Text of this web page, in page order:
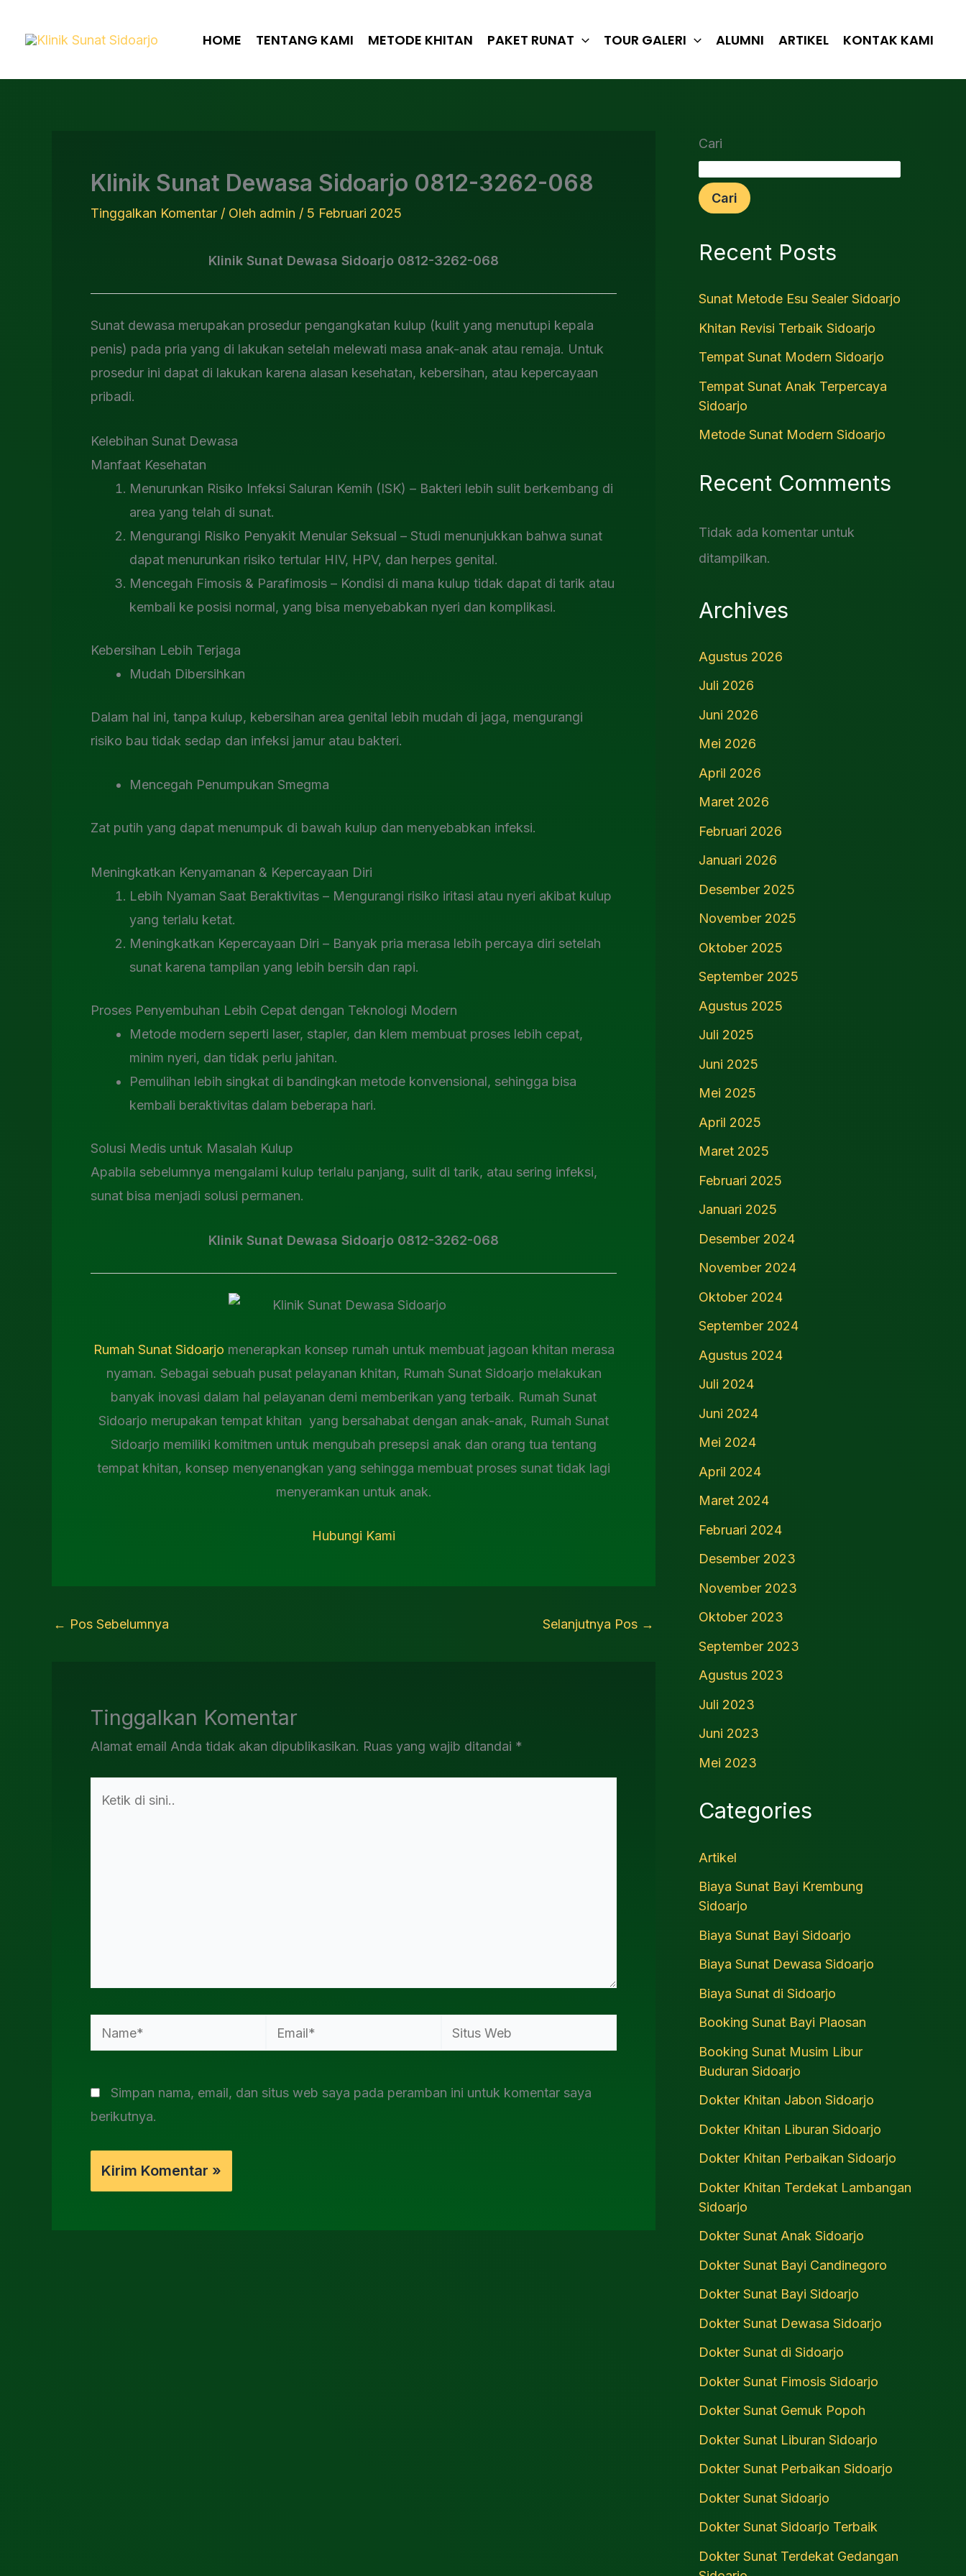
HOME TENTANG KAMI METODE KHITAN PAKET RUNAT TOUR GALERI ALUMNI ARTIKEL KONTAK KAMI
Klinik Sunat Dewasa Sidoarjo 0812-3262-068
Tinggalkan Komentar / Oleh admin / 5 Februari 2025
Klinik Sunat Dewasa Sidoarjo 0812-3262-068
Sunat dewasa merupakan prosedur pengangkatan kulup (kulit yang menutupi kepala
penis) pada pria yang di lakukan setelah melewati masa anak-anak atau remaja. Untuk
prosedur ini dapat di lakukan karena alasan kesehatan, kebersihan, atau kepercayaan
pribadi.
Kelebihan Sunat Dewasa
Manfaat Kesehatan
Menurunkan Risiko Infeksi Saluran Kemih (ISK) – Bakteri lebih sulit berkembang di
area yang telah di sunat.
Mengurangi Risiko Penyakit Menular Seksual – Studi menunjukkan bahwa sunat
dapat menurunkan risiko tertular HIV, HPV, dan herpes genital.
Mencegah Fimosis & Parafimosis – Kondisi di mana kulup tidak dapat di tarik atau
kembali ke posisi normal, yang bisa menyebabkan nyeri dan komplikasi.
Kebersihan Lebih Terjaga
Mudah Dibersihkan
Dalam hal ini, tanpa kulup, kebersihan area genital lebih mudah di jaga, mengurangi
risiko bau tidak sedap dan infeksi jamur atau bakteri.
Mencegah Penumpukan Smegma
Zat putih yang dapat menumpuk di bawah kulup dan menyebabkan infeksi.
Meningkatkan Kenyamanan & Kepercayaan Diri
Lebih Nyaman Saat Beraktivitas – Mengurangi risiko iritasi atau nyeri akibat kulup
yang terlalu ketat.
Meningkatkan Kepercayaan Diri – Banyak pria merasa lebih percaya diri setelah
sunat karena tampilan yang lebih bersih dan rapi.
Proses Penyembuhan Lebih Cepat dengan Teknologi Modern
Metode modern seperti laser, stapler, dan klem membuat proses lebih cepat,
minim nyeri, dan tidak perlu jahitan.
Pemulihan lebih singkat di bandingkan metode konvensional, sehingga bisa
kembali beraktivitas dalam beberapa hari.
Solusi Medis untuk Masalah Kulup
Apabila sebelumnya mengalami kulup terlalu panjang, sulit di tarik, atau sering infeksi,
sunat bisa menjadi solusi permanen.
Klinik Sunat Dewasa Sidoarjo 0812-3262-068
Rumah Sunat Sidoarjo menerapkan konsep rumah untuk membuat jagoan khitan merasa
nyaman. Sebagai sebuah pusat pelayanan khitan, Rumah Sunat Sidoarjo melakukan
banyak inovasi dalam hal pelayanan demi memberikan yang terbaik. Rumah Sunat
Sidoarjo merupakan tempat khitan yang bersahabat dengan anak-anak, Rumah Sunat
Sidoarjo memiliki komitmen untuk mengubah presepsi anak dan orang tua tentang
tempat khitan, konsep menyenangkan yang sehingga membuat proses sunat tidak lagi
menyeramkan untuk anak.
Hubungi Kami
← Pos Sebelumnya Selanjutnya Pos →
Tinggalkan Komentar
Alamat email Anda tidak akan dipublikasikan. Ruas yang wajib ditandai *
Name* Email*
Situs
Web
Simpan nama, email, dan situs web saya pada peramban ini untuk komentar saya
berikutnya.
Cari
Cari
Recent Posts
Sunat Metode Esu Sealer Sidoarjo
Khitan Revisi Terbaik Sidoarjo
Tempat Sunat Modern Sidoarjo
Tempat Sunat Anak Terpercaya
Sidoarjo
Metode Sunat Modern Sidoarjo
Recent Comments
Tidak ada komentar untuk
ditampilkan.
Archives
Agustus 2026
Juli 2026
Juni 2026
Mei 2026
April 2026
Maret 2026
Februari 2026
Januari 2026
Desember 2025
November 2025
Oktober 2025
September 2025
Agustus 2025
Juli 2025
Juni 2025
Mei 2025
April 2025
Maret 2025
Februari 2025
Januari 2025
Desember 2024
November 2024
Oktober 2024
September 2024
Agustus 2024
Juli 2024
Juni 2024
Mei 2024
April 2024
Maret 2024
Februari 2024
Desember 2023
November 2023
Oktober 2023
September 2023
Agustus 2023
Juli 2023
Juni 2023
Mei 2023
Categories
Artikel
Biaya Sunat Bayi Krembung
Sidoarjo
Biaya Sunat Bayi Sidoarjo
Biaya Sunat Dewasa Sidoarjo
Biaya Sunat di Sidoarjo
Booking Sunat Bayi Plaosan
Booking Sunat Musim Libur
Buduran Sidoarjo
Dokter Khitan Jabon Sidoarjo
Dokter Khitan Liburan Sidoarjo
Dokter Khitan Perbaikan Sidoarjo
Dokter Khitan Terdekat Lambangan
Sidoarjo
Dokter Sunat Anak Sidoarjo
Dokter Sunat Bayi Candinegoro
Dokter Sunat Bayi Sidoarjo
Dokter Sunat Dewasa Sidoarjo
Dokter Sunat di Sidoarjo
Dokter Sunat Fimosis Sidoarjo
Dokter Sunat Gemuk Popoh
Dokter Sunat Liburan Sidoarjo
Dokter Sunat Perbaikan Sidoarjo
Dokter Sunat Sidoarjo
Dokter Sunat Sidoarjo Terbaik
Dokter Sunat Terdekat Gedangan